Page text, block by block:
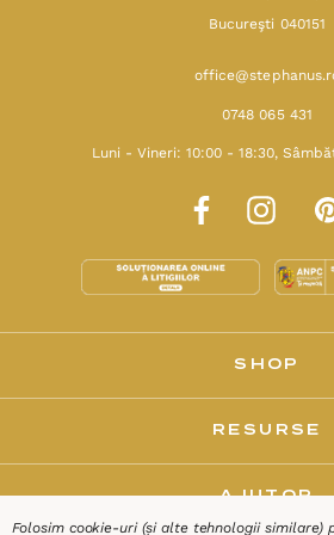
Bucureşti 040151
0748 065 431
Luni - Vineri: 10:00 - 18:30,
SHOP
RESURSE
AJUTOR
Folosim cookie-uri (și alte tehnologii similare)